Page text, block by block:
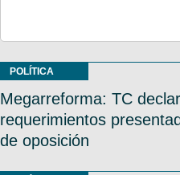
POLÍTICA
Megarreforma: TC
requerimientos
de oposición